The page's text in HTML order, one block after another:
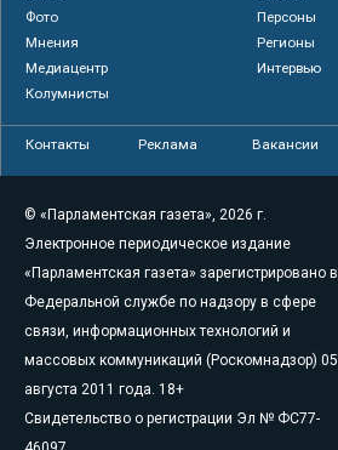
Фото
Персоны
Мнения
Регионы
Медиацентр
Интервью
Колумнисты
Контакты Реклама Вакансии
© «Парламентская газета», 2026 г.
Электронное периодическое издание
«Парламентская газета» зарегистрировано в
Федеральной службе по надзору в сфере
связи, информационных технологий и
массовых коммуникаций (Роскомнадзор) 05
августа 2011 года. 18+
Свидетельство о регистрации Эл № ФС77-